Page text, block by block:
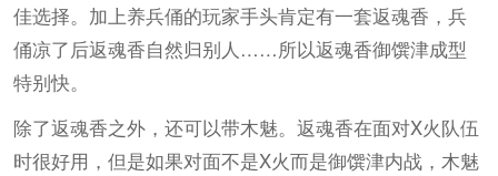
佳选择。加上养兵俑的玩家手头肯定有一套返魂香，兵
俑凉了后返魂香自然归别人……所以返魂香御馔津成型
特别快。
除了返魂香之外，还可以带木魅。返魂香在面对X火队伍
时很好用，但是如果对面不是X火而是御馔津内战，木魅